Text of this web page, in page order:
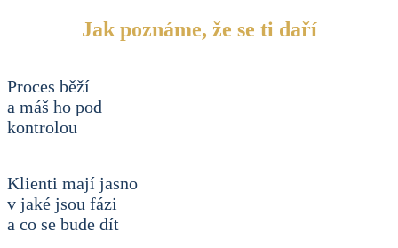
Jak poznáme, že se ti daří
Proces běží
a máš ho pod
kontrolou
Klienti mají jasno
v jaké jsou fázi
a co se bude dít